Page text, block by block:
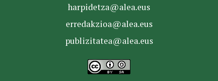
harpidetza@alea.eus
erredakzioa@alea.eus
publizitatea@alea.eus